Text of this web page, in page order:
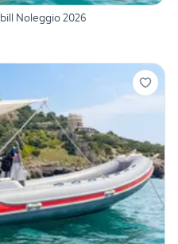
Noleggio 2026